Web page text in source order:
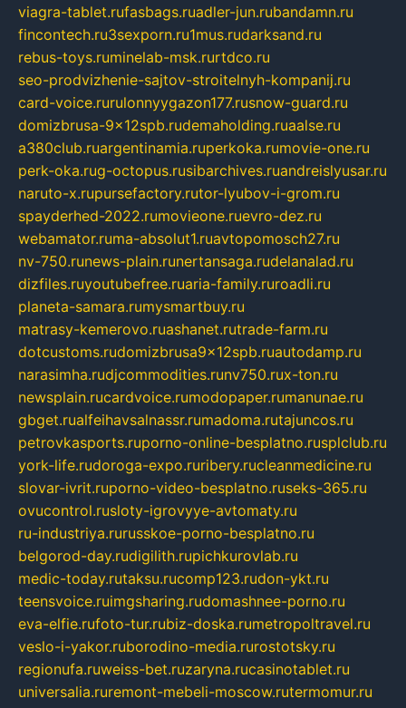
viagra-tablet.rufasbags.ruadler-jun.rubandamn.ru
fincontech.ru3sexporn.ru1mus.rudarksand.ru
rebus-toys.ruminelab-msk.rurtdco.ru
seo-prodvizhenie-sajtov-stroitelnyh-kompanij.ru
card-voice.rurulonnyygazon177.rusnow-guard.ru
domizbrusa-9x12spb.rudemaholding.ruaalse.ru
a380club.ruargentinamia.ruperkoka.rumovie-one.ru
perk-oka.rug-octopus.rusibarchives.ruandreislyusar.ru
naruto-x.rupursefactory.rutor-lyubov-i-grom.ru
spayderhed-2022.rumovieone.ruevro-dez.ru
webamator.ruma-absolut1.ruavtopomosch27.ru
nv-750.runews-plain.runertansaga.rudelanalad.ru
dizfiles.ruyoutubefree.ruaria-family.ruroadli.ru
planeta-samara.rumysmartbuy.ru
matrasy-kemerovo.ruashanet.rutrade-farm.ru
dotcustoms.rudomizbrusa9x12spb.ruautodamp.ru
narasimha.rudjcommodities.runv750.rux-ton.ru
newsplain.rucardvoice.rumodopaper.rumanunae.ru
gbget.rualfeihavsalnassr.rumadoma.rutajuncos.ru
petrovkasports.ruporno-online-besplatno.rusplclub.ru
york-life.rudoroga-expo.ruribery.rucleanmedicine.ru
slovar-ivrit.ruporno-video-besplatno.ruseks-365.ru
ovucontrol.rusloty-igrovyye-avtomaty.ru
ru-industriya.rurusskoe-porno-besplatno.ru
belgorod-day.rudigilith.rupichkurovlab.ru
medic-today.rutaksu.rucomp123.rudon-ykt.ru
teensvoice.ruimgsharing.rudomashnee-porno.ru
eva-elfie.rufoto-tur.rubiz-doska.rumetropoltravel.ru
veslo-i-yakor.ruborodino-media.rurostotsky.ru
regionufa.ruweiss-bet.ruzaryna.rucasinotablet.ru
universalia.ruremont-mebeli-moscow.rutermomur.ru